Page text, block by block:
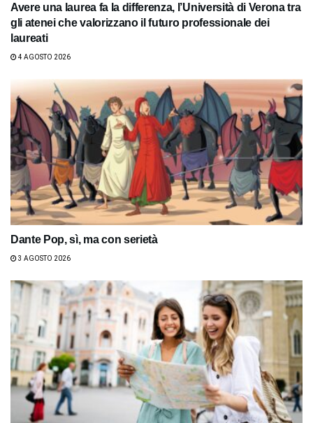
Avere una laurea fa la differenza, l’Università di Verona tra
gli atenei che valorizzano il futuro professionale dei
laureati
4 AGOSTO 2026
Dante Pop, sì, ma con serietà
3 AGOSTO 2026